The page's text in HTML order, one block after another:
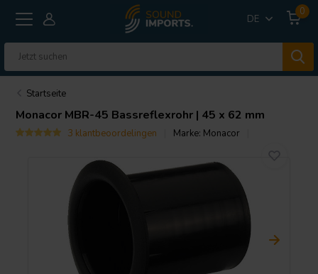
DE
0
Startseite
Monacor MBR-45 Bassreflexrohr | 45 x 62 mm
3 klantbeoordelingen Marke: Monacor